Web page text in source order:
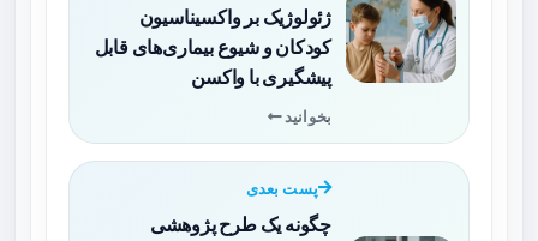
ژئولوژیک بر واکسیناسیون
کودکان و شیوع بیماری‌های قابل
پیشگیری با واکسن
بخوانید
پست بعدی
چگونه یک طرح پژوهشی